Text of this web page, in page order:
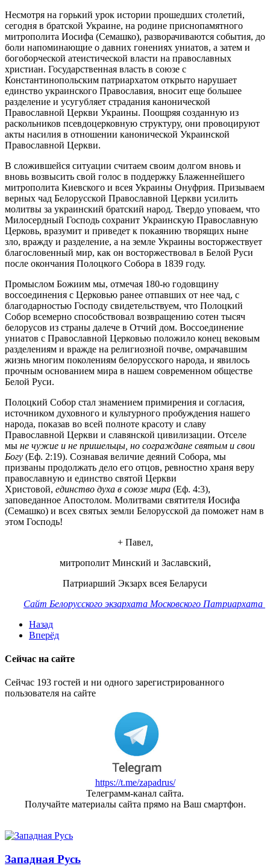
Несмотря на горький урок истории прошедших столетий,
сегодня в братской Украине, на родине приснопамятного
митрополита Иосифа (Семашко), разворачиваются события, до
боли напоминающие о давних гонениях униатов, а затем и
богоборческой атеистической власти на православных
христиан. Государственная власть в союзе с
Константинопольским патриархатом открыто нарушает
единство украинского Православия, вносит еще большее
разделение и усугубляет страдания канонической
Православной Церкви Украины. Поощряя созданную из
раскольников псевдоцерковную структуру, они провоцируют
акты насилия в отношении канонической Украинской
Православной Церкви.
В сложившейся ситуации считаем своим долгом вновь и
вновь возвысить свой голос в поддержку Блаженнейшего
митрополита Киевского и всея Украины Онуфрия. Призываем
верных чад Белорусской Православной Церкви усилить
молитвы за украинский братский народ. Твердо уповаем, что
Милосердный Господь сохранит Украинскую Православную
Церковь, вразумит и приведет к покаянию творящих ныне
зло, вражду и разделение, а на земле Украины восторжествует
благословенный мир, как он восторжествовал в Белой Руси
после окончания Полоцкого Собора в 1839 году.
Промыслом Божиим мы, отмечая 180-ю годовщину
воссоединения с Церковью ранее отпавших от нее чад, с
благодарностью Господу свидетельствуем, что Полоцкий
Собор всемерно способствовал возвращению сотен тысяч
белорусов из страны далече в Отчий дом. Воссоединение
униатов с Православной Церковью положило конец вековым
разделениям и вражде на религиозной почве, омрачавшим
жизнь многим поколениям белорусского народа, и явилось
прочным основанием мира в нашем современном обществе
Белой Руси.
Полоцкий Собор стал знамением примирения и согласия,
источником духовного и культурного пробуждения нашего
народа, показав во всей полноте красоту и славу
Православной Церкви и славянской цивилизации. Отселе
мы не чужие и не пришельцы, но сограждане святым и свои
Богу (Еф. 2:19). Сознавая величие деяний Собора, мы
призваны продолжать дело его отцов, ревностно храня веру
православную и единство святой Церкви
Христовой, единство духа в союзе мира (Еф. 4:3),
заповеданное Апостолом. Молитвами святителя Иосифа
(Семашко) и всех святых земли Белорусской да поможет нам в
этом Господь!
+ Павел,
митрополит Минский и Заславский,
Патриарший Экзарх всея Беларуси
Сайт Белорусского экзархата Московского Патриархата
Назад
Вперёд
Сейчас на сайте
Сейчас 193 гостей и ни одного зарегистрированного
пользователя на сайте
https://t.me/zapadrus/
Телеграмм-канал сайта.
Получайте материалы сайта прямо на Ваш смартфон.
Западная Русь